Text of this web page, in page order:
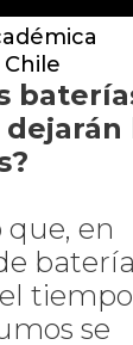
en
se